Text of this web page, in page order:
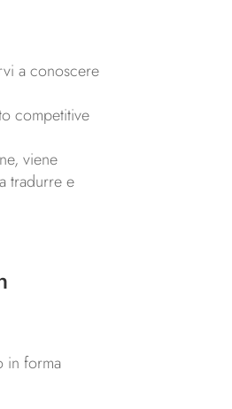
a conoscere
competitive
viene
tradurre e
in forma